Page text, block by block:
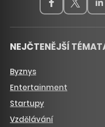
NEJČTENĚJŠÍ
Byznys
Entertainment
Startupy
Vzdělávání